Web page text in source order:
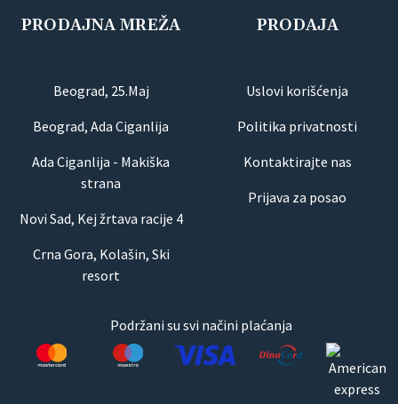
PRODAJNA MREŽA
Beograd, 25.Maj
Beograd, Ada Ciganlija
Ada Ciganlija - Makiška
strana
Novi Sad, Kej žrtava racije 4
Crna Gora, Kolašin, Ski
resort
PRODAJA
Uslovi korišćenja
Politika privatnosti
Kontaktirajte nas
Prijava za posao
Podržani su svi načini plaćanja